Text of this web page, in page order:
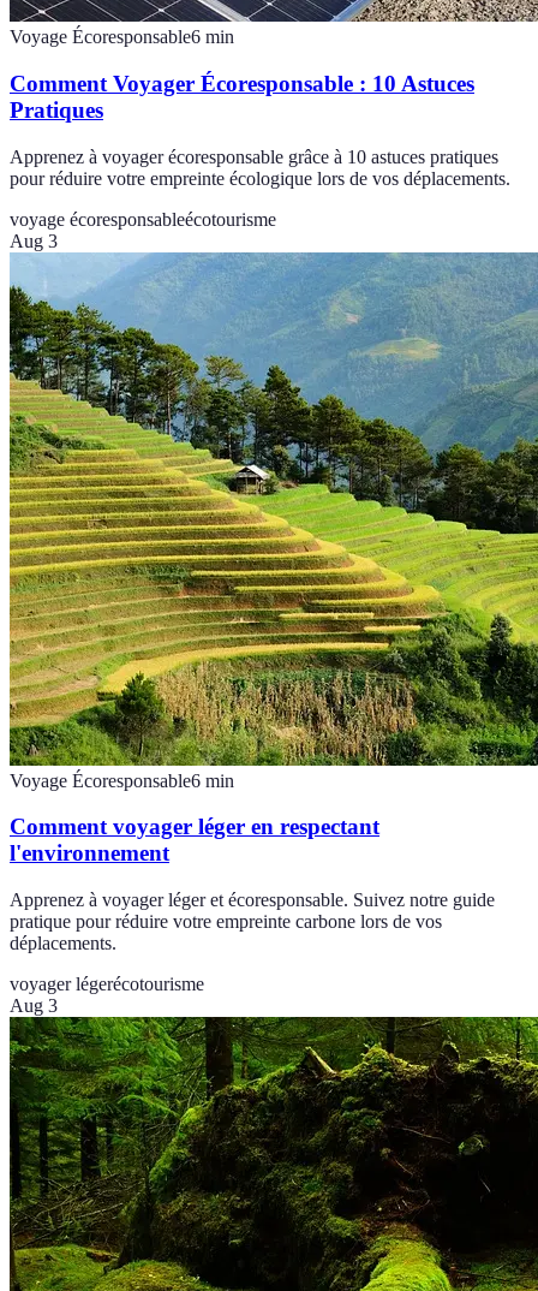
Voyage Écoresponsable6 min
Comment Voyager Écoresponsable : 10 Astuces
Pratiques
Apprenez à voyager écoresponsable grâce à 10 astuces pratiques
pour réduire votre empreinte écologique lors de vos déplacements.
voyage écoresponsableécotourisme
Aug 3
Voyage Écoresponsable6 min
Comment voyager léger en respectant
l'environnement
Apprenez à voyager léger et écoresponsable. Suivez notre guide
pratique pour réduire votre empreinte carbone lors de vos
déplacements.
voyager légerécotourisme
Aug 3